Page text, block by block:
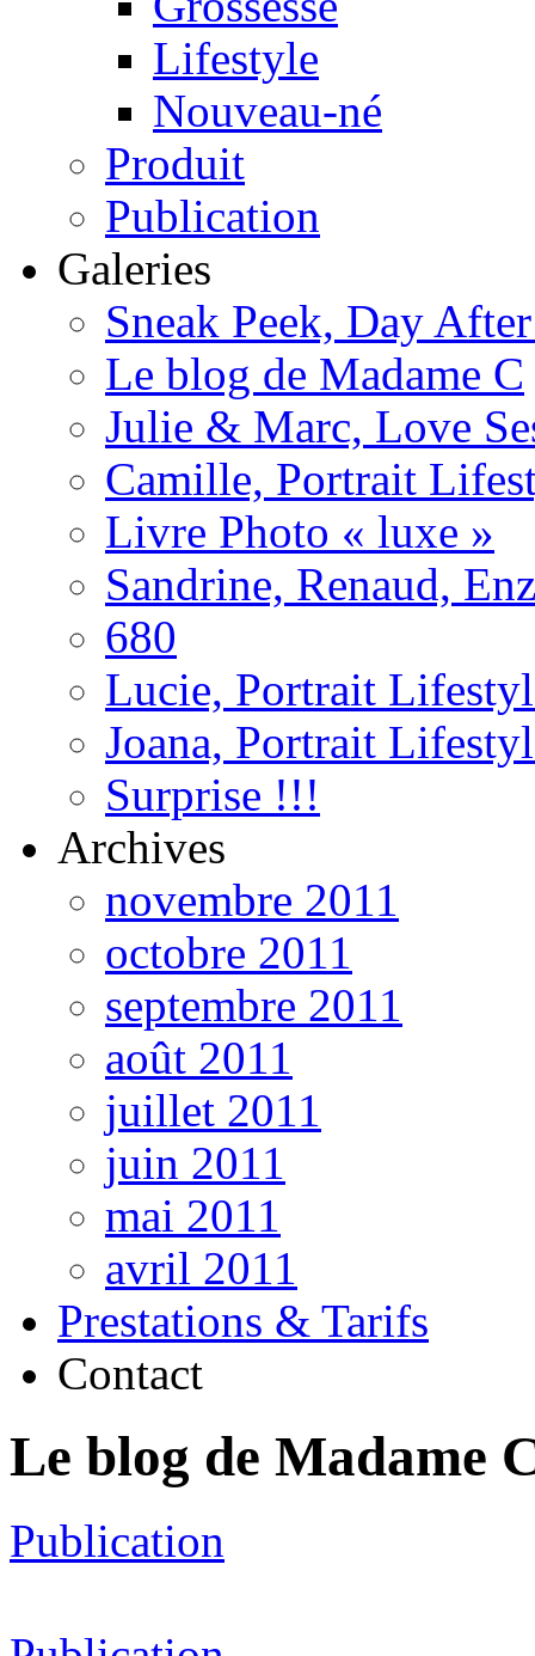
Lifestyle
Nouveau-né
Produit
Publication
Galeries
Sneak Peek, Day
Le blog de Madame C
Julie & Marc, Love
Camille, Portrait
Livre Photo « luxe »
Sandrine, Renaud,
680
Lucie, Portrait
Joana, Portrait
Surprise !!!
Archives
novembre 2011
octobre 2011
septembre 2011
août 2011
juillet 2011
juin 2011
mai 2011
avril 2011
Prestations & Tarifs
Contact
Le blog de Madame
Publication